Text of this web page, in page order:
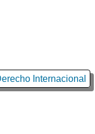
Internacional